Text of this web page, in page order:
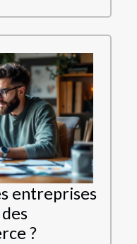
entreprises
?